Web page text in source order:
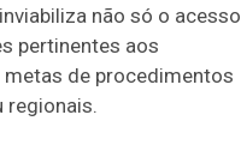
não só o acesso
pertinentes aos
de procedimentos
regionais.